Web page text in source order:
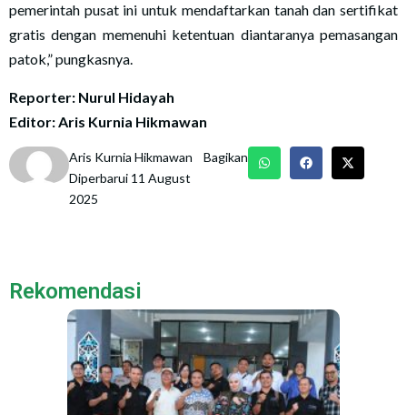
pemerintah pusat ini untuk mendaftarkan tanah dan sertifikat
gratis dengan memenuhi ketentuan diantaranya pemasangan
patok,” pungkasnya.
Reporter: Nurul Hidayah
Editor: Aris Kurnia Hikmawan
Aris Kurnia Hikmawan
Diperbarui 11 August
2025
Bagikan
Rekomendasi